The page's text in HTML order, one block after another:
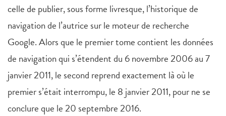
celle de publier, sous forme livresque, l’historique de
navigation de l’autrice sur le moteur de recherche
Google. Alors que le premier tome contient les données
de navigation qui s’étendent du 6 novembre 2006 au 7
janvier 2011, le second reprend exactement là où le
premier s’était interrompu, le 8 janvier 2011, pour ne se
conclure que le 20 septembre 2016.